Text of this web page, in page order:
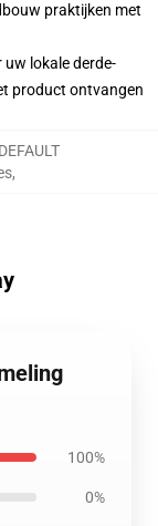
praktijken met
uw lokale derde-
product ontvangen
,
100%
0%